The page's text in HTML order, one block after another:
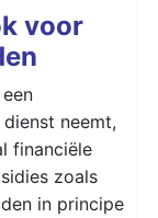
voor
neemt,
financiële
zoals
in principe